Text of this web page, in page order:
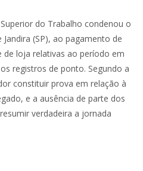
do Trabalho condenou o
(SP), ao pagamento de
loja relativas ao período em
registros de ponto. Segundo a
constituir prova em relação à
e a ausência de parte dos
verdadeira a jornada